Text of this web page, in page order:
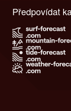
Předpovídat